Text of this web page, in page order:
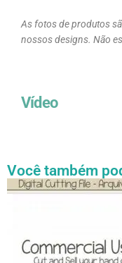
As fotos de produtos
nossos designs. Não
Vídeo
Você também
Faixa
de
R$ 54.89